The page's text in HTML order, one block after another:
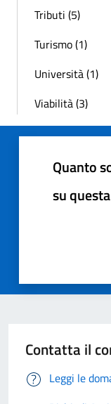
Tributi (5)
Turismo (1)
Università (1)
Viabilità (3)
Quanto
su
Contatta il
Leggi le